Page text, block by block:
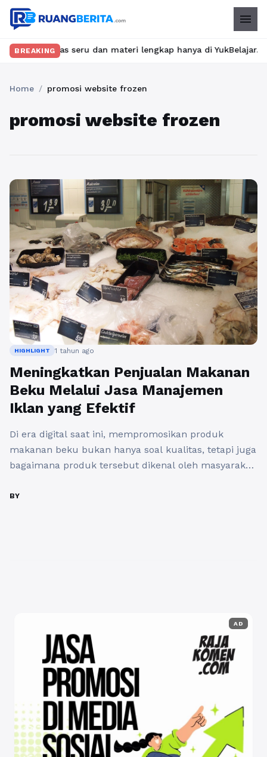
menu
BREAKING
kelas seru dan materi lengkap hanya di YukBelajar.com.
Home / promosi website frozen
promosi website frozen
HIGHLIGHT 1 tahun ago
Meningkatkan Penjualan Makanan
Beku Melalui Jasa Manajemen
Iklan yang Efektif
Di era digital saat ini, mempromosikan produk
makanan beku bukan hanya soal kualitas, tetapi juga
bagaimana produk tersebut dikenal oleh masyarakat.
pentingnya memiliki strategi promosi yang tepat.
BY
AD